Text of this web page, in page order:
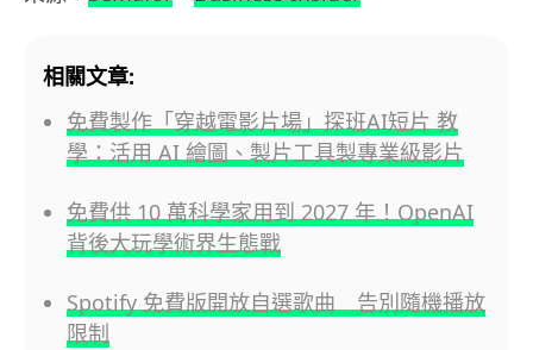
相關文章:
免費製作「穿越電影片場」探班AI短片 教
學：活用 AI 繪圖、製片工具製專業級影片
免費供 10 萬科學家用到 2027 年！OpenAI
背後大玩學術界生態戰
Spotify 免費版開放自選歌曲 告別隨機播放
限制